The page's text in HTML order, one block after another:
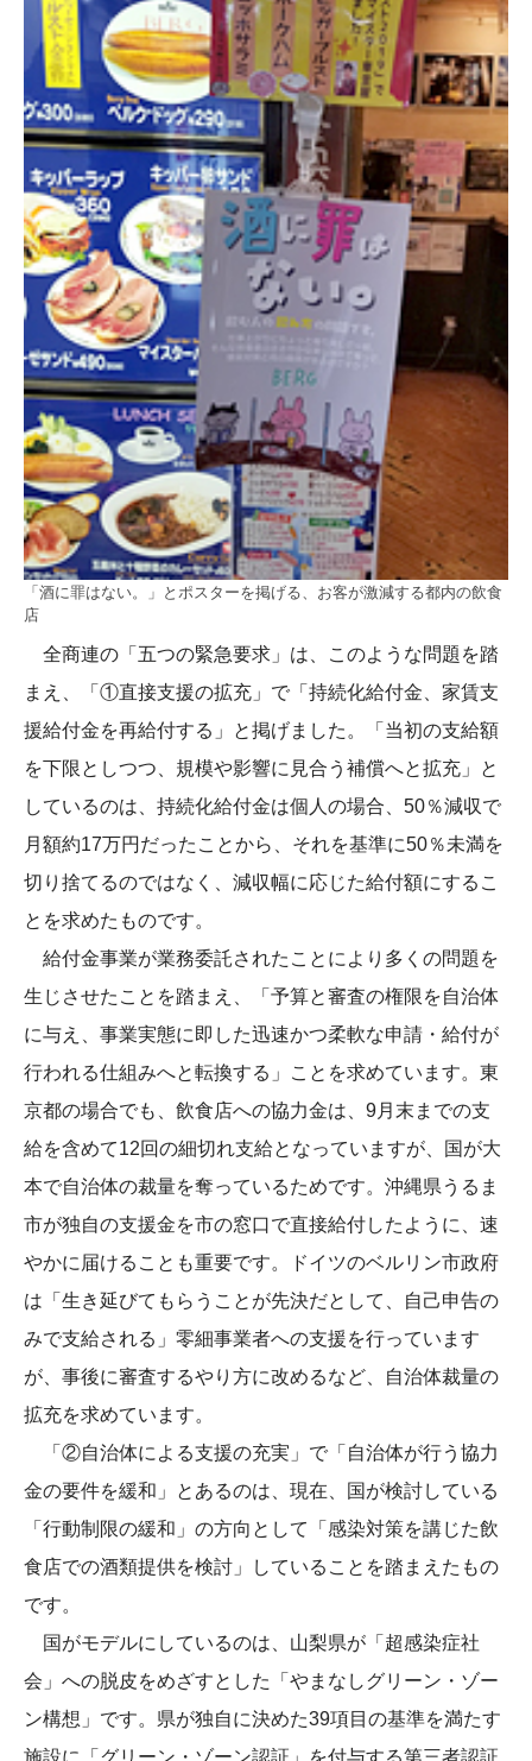
「酒に罪はない。」とポスターを掲げる、お客が激減する都内の飲食
店
全商連の「五つの緊急要求」は、このような問題を踏
まえ、「①直接支援の拡充」で「持続化給付金、家賃支
援給付金を再給付する」と掲げました。「当初の支給額
を下限としつつ、規模や影響に見合う補償へと拡充」と
しているのは、持続化給付金は個人の場合、50％減収で
月額約17万円だったことから、それを基準に50％未満を
切り捨てるのではなく、減収幅に応じた給付額にするこ
とを求めたものです。
給付金事業が業務委託されたことにより多くの問題を
生じさせたことを踏まえ、「予算と審査の権限を自治体
に与え、事業実態に即した迅速かつ柔軟な申請・給付が
行われる仕組みへと転換する」ことを求めています。東
京都の場合でも、飲食店への協力金は、9月末までの支
給を含めて12回の細切れ支給となっていますが、国が大
本で自治体の裁量を奪っているためです。沖縄県うるま
市が独自の支援金を市の窓口で直接給付したように、速
やかに届けることも重要です。ドイツのベルリン市政府
は「生き延びてもらうことが先決だとして、自己申告の
みで支給される」零細事業者への支援を行っています
が、事後に審査するやり方に改めるなど、自治体裁量の
拡充を求めています。
「②自治体による支援の充実」で「自治体が行う協力
金の要件を緩和」とあるのは、現在、国が検討している
「行動制限の緩和」の方向として「感染対策を講じた飲
食店での酒類提供を検討」していることを踏まえたもの
です。
国がモデルにしているのは、山梨県が「超感染症社
会」への脱皮をめざすとした「やまなしグリーン・ゾー
ン構想」です。県が独自に決めた39項目の基準を満たす
施設に「グリーン・ゾーン認証」を付与する第三者認証